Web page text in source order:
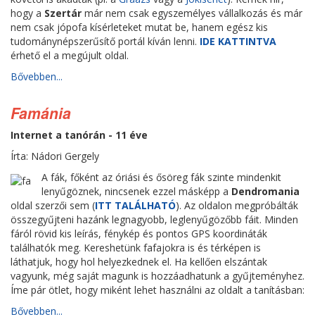
hogy a Szertár már nem csak egyszemélyes vállalkozás és már
nem csak jópofa kísérleteket mutat be, hanem egész kis
tudománynépszerűsítő portál kíván lenni. IDE KATTINTVA
érhető el a megújult oldal.
Bővebben...
Famánia
Internet a tanórán - 11 éve
Írta: Nádori Gergely
A fák, főként az óriási és ősöreg fák szinte mindenkit
lenyűgöznek, nincsenek ezzel másképp a Dendromania
oldal szerzői sem (ITT TALÁLHATÓ). Az oldalon megpróbálták
összegyűjteni hazánk legnagyobb, leglenyűgözőbb fáit. Minden
fáról rövid kis leírás, fénykép és pontos GPS koordináták
találhatók meg. Kereshetünk fafajokra is és térképen is
láthatjuk, hogy hol helyezkednek el. Ha kellően elszántak
vagyunk, még saját magunk is hozzáadhatunk a gyűjteményhez.
Íme pár ötlet, hogy miként lehet használni az oldalt a tanításban:
Bővebben...